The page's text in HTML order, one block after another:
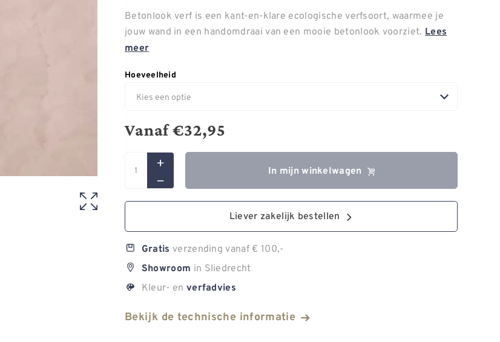
Betonlook verf is een kant-en-klare ecologische verfsoort, waarmee je
jouw wand in een handomdraai van een mooie betonlook voorziet. Lees
meer
Hoeveelheid
Vanaf€32,95
In mijn winkelwagen
Liever zakelijk bestellen
Gratis verzending vanaf € 100,-
Showroom in Sliedrecht
Kleur- en verfadvies
Bekijk de technische informatie